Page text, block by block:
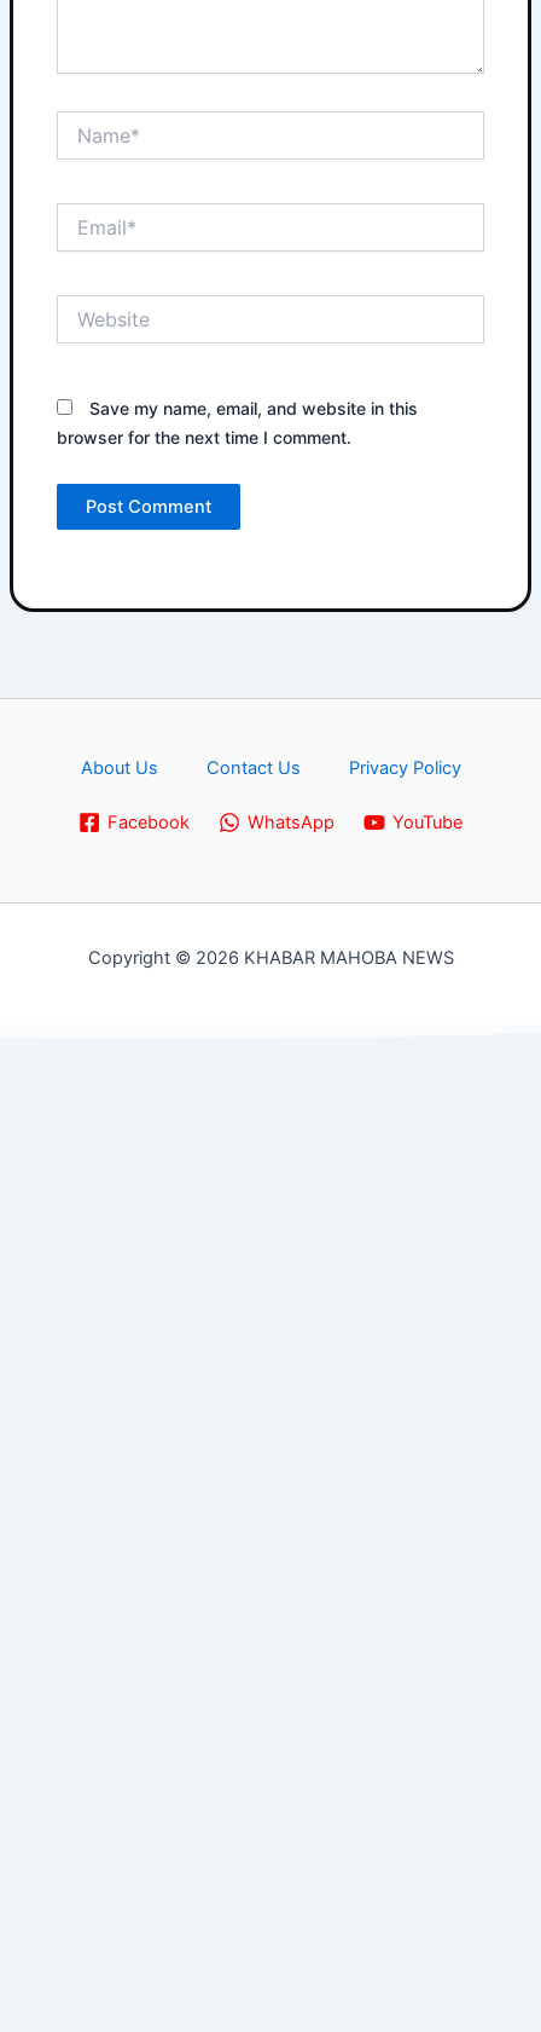
Save my name, email, and website in this
browser for the next time I comment.
About Us Contact Us Privacy Policy
Facebook WhatsApp YouTube
Copyright © 2026 KHABAR MAHOBA NEWS